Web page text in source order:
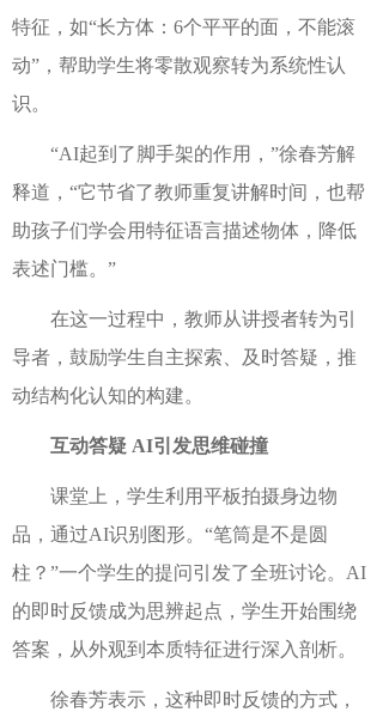
特征，如“长方体：6个平平的面，不能滚
动”，帮助学生将零散观察转为系统性认
识。
“AI起到了脚手架的作用，”徐春芳解
释道， “它节省了教师重复讲解时间，也帮
助孩子们学会用特征语言描述物体，降低
表述门槛。”
在这一过程中，教师从讲授者转为引
导者，鼓励学生自主探索、及时答疑，推
动结构化认知的构建。
互动答疑 AI引发思维碰撞
课堂 上 ，学生利用平板拍摄身边物
品，通过AI识别图形。 “笔筒是不是圆
柱？”一个学生的提问引发了全班讨论。AI
的即时反馈成为思辨起点， 学生开始围绕
答案 ， 从外观到本质特征进行深入剖析。
徐春芳表示， 这种即时反馈的方式，